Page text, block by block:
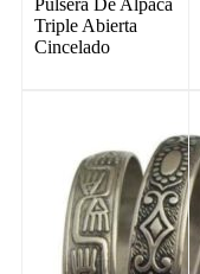
Pulsera De Alpaca
Triple Abierta
Cincelado